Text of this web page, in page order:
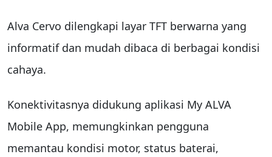
Alva Cervo dilengkapi layar TFT berwarna yang
informatif dan mudah dibaca di berbagai kondisi
cahaya.
Konektivitasnya didukung aplikasi My ALVA
Mobile App, memungkinkan pengguna
memantau kondisi motor, status baterai,